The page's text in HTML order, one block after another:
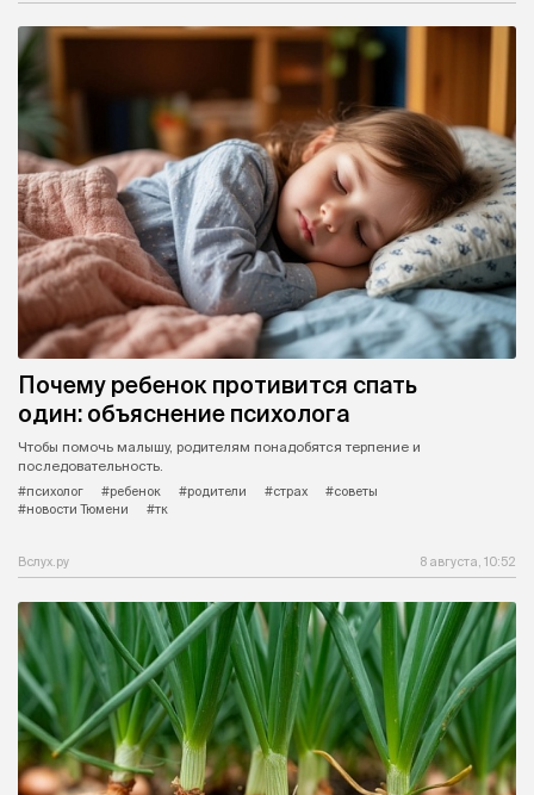
Почему ребенок противится спать
один: объяснение психолога
Чтобы помочь малышу, родителям понадобятся терпение и
последовательность.
#психолог
#ребенок #родители #страх
#советы
#новости Тюмени
#тк
Вслух.ру 8 августа, 10:52